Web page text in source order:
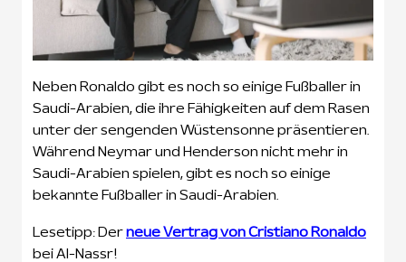
Neben Ronaldo gibt es noch so einige Fußballer in
Saudi-Arabien, die ihre Fähigkeiten auf dem Rasen
unter der sengenden Wüstensonne präsentieren.
Während Neymar und Henderson nicht mehr in
Saudi-Arabien spielen, gibt es noch so einige
bekannte Fußballer in Saudi-Arabien.
Lesetipp: Derneue Vertrag von Cristiano Ronaldo
bei Al-Nassr!